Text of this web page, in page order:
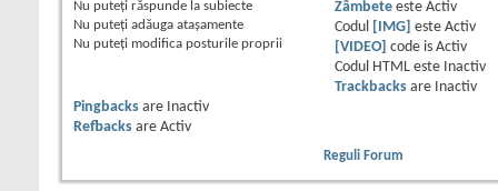
Nu puteţi răspunde la subiecte
Nu puteţi adăuga ataşamente
Nu puteţi modifica posturile proprii
Zâmbeteeste Activ
Codul
[IMG] este Activ
[VIDEO]
code is Activ
Codul HTML este
Inactiv
Trackbacksare
Inactiv
Pingbacks are
Inactiv
Refbacks are Activ
Reguli Forum